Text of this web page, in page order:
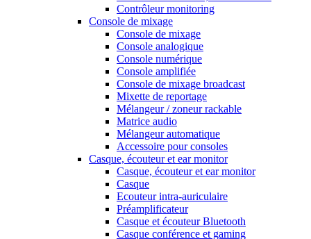
Contrôleur monitoring
Console de mixage
Console de mixage
Console analogique
Console numérique
Console amplifiée
Console de mixage broadcast
Mixette de reportage
Mélangeur / zoneur rackable
Matrice audio
Mélangeur automatique
Accessoire pour consoles
Casque, écouteur et ear monitor
Casque, écouteur et ear monitor
Casque
Ecouteur intra-auriculaire
Préamplificateur
Casque et écouteur Bluetooth
Casque conférence et gaming